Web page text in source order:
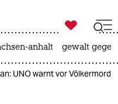

taz zahl ich
anhalt gewalt
UNO warnt vor Völkermord